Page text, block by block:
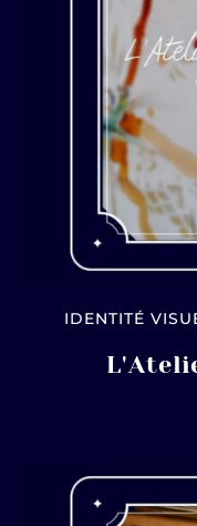
IDENTITÉ